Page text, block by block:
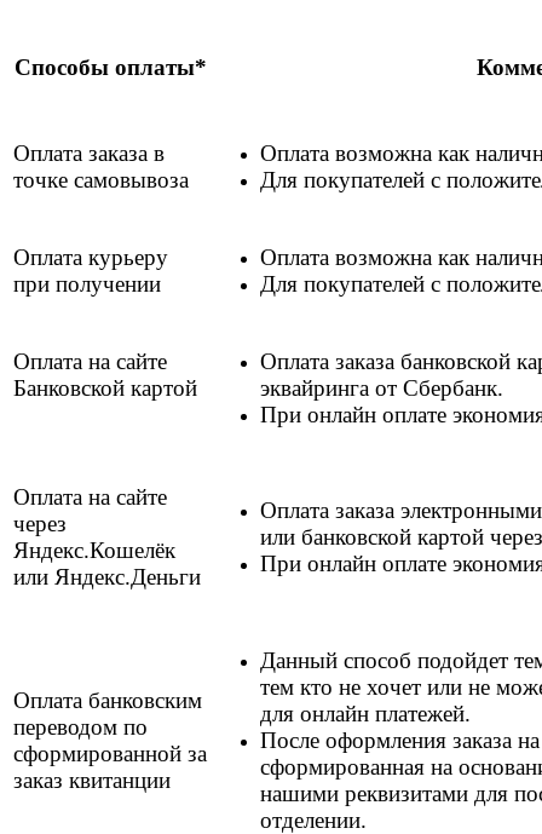
Способы оплаты*
Оплата заказа в
точке самовывоза
Оплата возможна как
Для покупателей с
Оплата курьеру
при получении
Оплата возможна как
Для покупателей с
Оплата на сайте
Банковской картой
Оплата заказа банковской
эквайринга от Сбербанк.
При онлайн оплате
Оплата на сайте
через
Яндекс.Кошелёк
или Яндекс.Деньги
Оплата заказа
или банковской картой
При онлайн оплате
Оплата банковским
переводом по
сформированной за
заказ квитанции
Данный способ подойдет
тем кто не хочет или не
для онлайн платежей.
После оформления заказа
сформированная на
нашими реквизитами для
отделении.